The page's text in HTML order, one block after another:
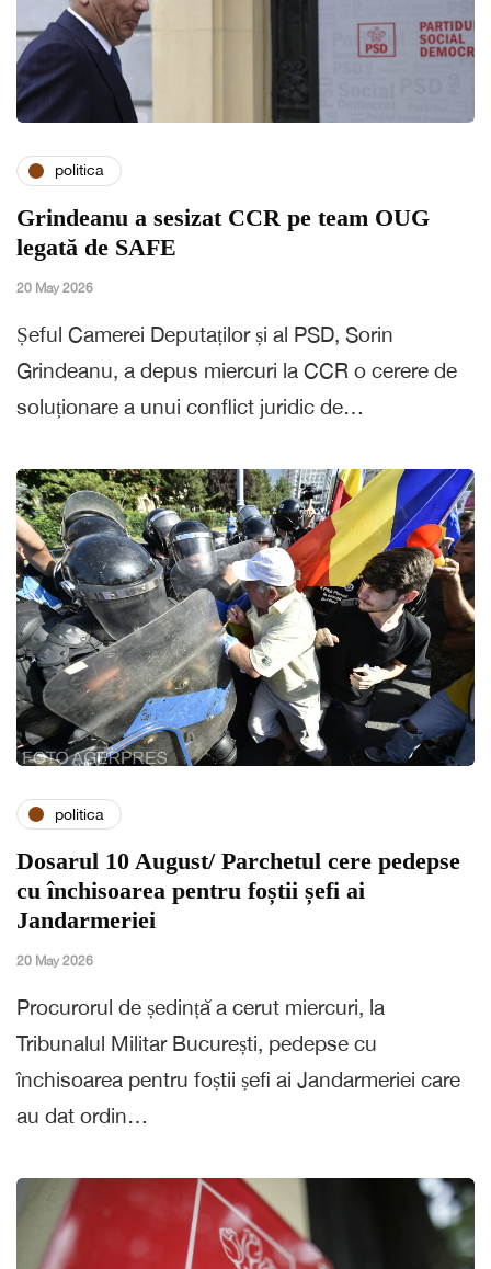
politica
Grindeanu a sesizat CCR pe team OUG
legată de SAFE
20 May 2026
Șeful Camerei Deputaților și al PSD, Sorin
Grindeanu, a depus miercuri la CCR o cerere de
soluționare a unui conflict juridic de…
politica
Dosarul 10 August/ Parchetul cere pedepse
cu închisoarea pentru foștii șefi ai
Jandarmeriei
20 May 2026
Procurorul de ședință a cerut miercuri, la
Tribunalul Militar București, pedepse cu
închisoarea pentru foștii șefi ai Jandarmeriei care
au dat ordin…